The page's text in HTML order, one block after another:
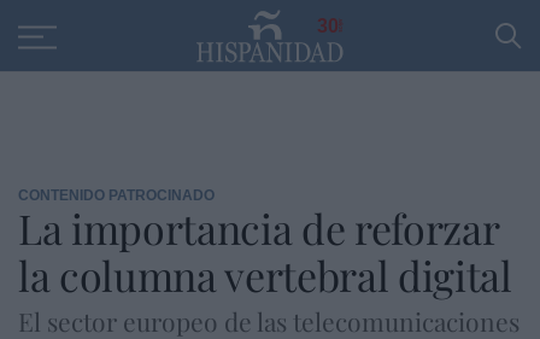
30
CONTENIDO PATROCINADO
La importancia de reforzar
la columna vertebral digital
El sector europeo de las telecomunicaciones